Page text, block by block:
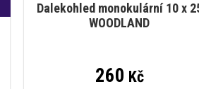
Dalekohled monokulární 10 x
WOODLAND
260 Kč